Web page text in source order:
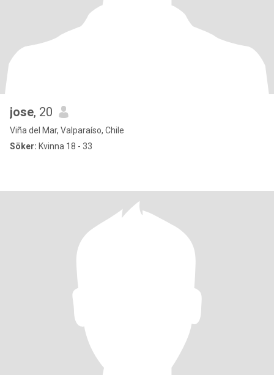
jose, 20
Viña del Mar, Valparaíso, Chile
Söker: Kvinna 18 - 33